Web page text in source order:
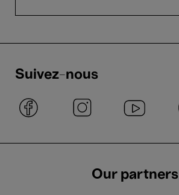
Suivez-nous
Our partners